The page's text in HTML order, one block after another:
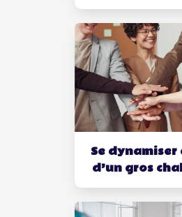
Se dynamiser
d’un gros